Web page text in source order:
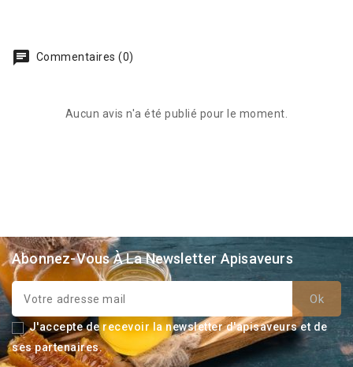
Commentaires (0)
Aucun avis n'a été publié pour le moment.
Abonnez-Vous À La Newsletter Apisaveurs
J'accepte de recevoir la newsletter d'apisaveurs et de
ses partenaires.